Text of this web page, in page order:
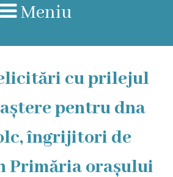
Meniu
cu prilejul
pentru dna
îngrijitori de
Primăria orașului